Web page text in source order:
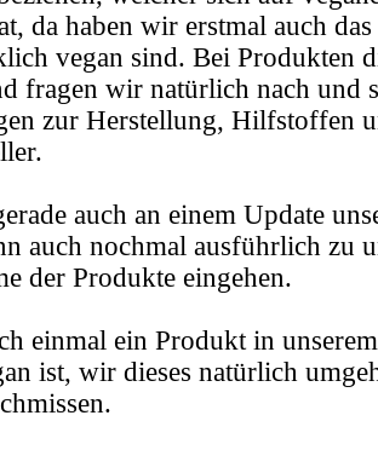
da haben wir erstmal auch
vegan sind. Bei Produkten
fragen wir natürlich nach und
zur Herstellung, Hilfstoffen
auch an einem Update
auch nochmal ausführlich zu
der Produkte eingehen.
einmal ein Produkt in
ist, wir dieses natürlich